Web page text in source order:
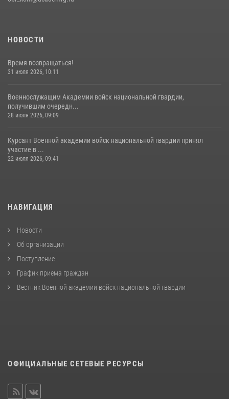
НОВОСТИ
Время возвращаться!
31 июля 2026, 10:11
Военнослужащим Академии войск национальной гвардии,
получившим очередн...
28 июля 2026, 09:09
Курсант Военной академии войск национальной гвардии принял
участие в ...
22 июля 2026, 09:41
НАВИГАЦИЯ
Новости
Об организации
Поступление
График приема граждан
Вестник Военной академии войск национальной гвардии
ОФИЦИАЛЬНЫЕ СЕТЕВЫЕ РЕСУРСЫ